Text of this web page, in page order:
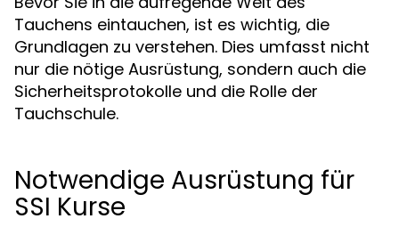
Tauchens eintauchen, ist es wichtig, die
Grundlagen zu verstehen. Dies umfasst nicht
nur die nötige Ausrüstung, sondern auch die
Sicherheitsprotokolle und die Rolle der
Tauchschule.
Notwendige Ausrüstung für
SSI Kurse